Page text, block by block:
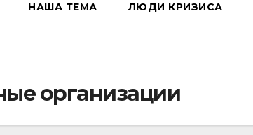
НАША ТЕМА ЛЮДИ КРИЗИСА
организации